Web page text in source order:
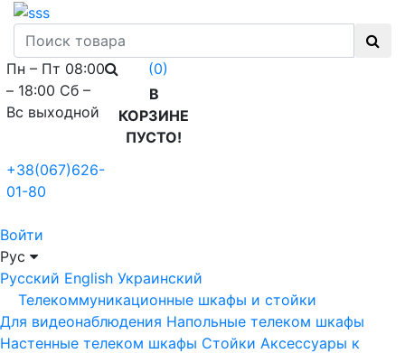
Пн – Пт 08:00
– 18:00 Сб –
Вс выходной
+38(067)626-
01-80
(0)
В
КОРЗИНЕ
ПУСТО!
Войти
Рус
Русский English Украинский
Телекоммуникационные шкафы и стойки
Для видеонаблюдения Напольные телеком шкафы
Настенные телеком шкафы Стойки Аксессуары к